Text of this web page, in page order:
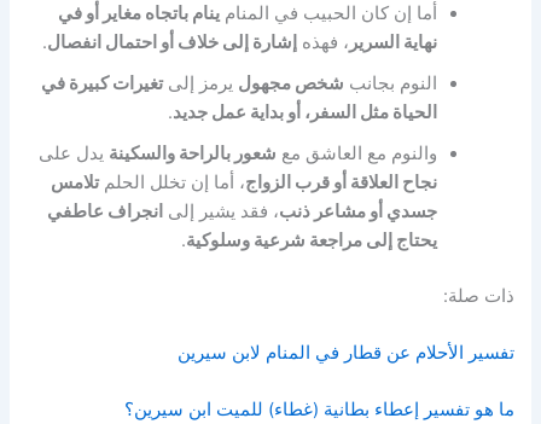
أما إن كان الحبيب في المنامينام باتجاه مغاير أو في
نهاية السرير ، فهذهإشارة إلى خلاف أو احتمال انفصال.
النوم بجانب شخص مجهول يرمز إلىتغيرات كبيرة في
الحياة مثل السفر، أو بداية عمل جديد.
والنوم مع العاشق مع شعور بالراحة والسكينة يدل على
نجاح العلاقة أو قرب الزواج، أما إن تخلل الحلمتلامس
جسدي أو مشاعر ذنب، فقد يشير إلى انجراف عاطفي
يحتاج إلى مراجعة شرعية وسلوكية.
ذات صلة:
تفسير الأحلام عن قطار في المنام لابن سيرين
ما هو تفسير إعطاء بطانية (غطاء) للميت ابن سيرين؟